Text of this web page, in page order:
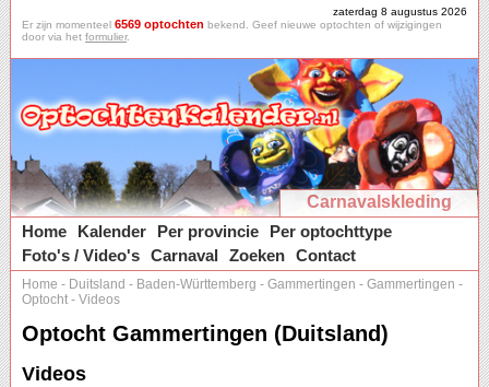
zaterdag 8 augustus 2026
Er zijn momenteel 6569 optochten bekend. Geef nieuwe optochten of wijzigingen
door via het formulier.
Carnavalskleding
Home
Kalender Per provincie
Per optochttype
Foto's / Video's Carnaval Zoeken Contact
Home - Duitsland - Baden-Württemberg - Gammertingen - Gammertingen -
Optocht - Videos
Optocht Gammertingen (Duitsland)
Videos